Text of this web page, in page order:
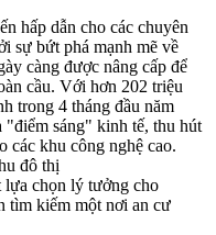
hấp dẫn cho các chuyên
sự bứt phá mạnh mẽ về
càng được nâng cấp để
cầu. Với hơn 202 triệu
trong 4 tháng đầu năm
sáng" kinh tế, thu hút
các khu công nghệ cao.
đô thị
lựa chọn lý tưởng cho
tìm kiếm một nơi an cư